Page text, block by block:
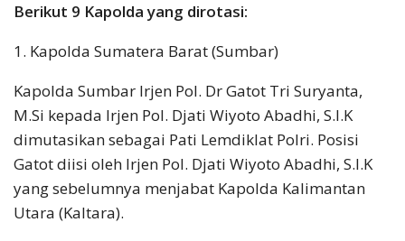
Berikut 9 Kapolda yang dirotasi:
1. Kapolda Sumatera Barat (Sumbar)
Kapolda Sumbar Irjen Pol. Dr Gatot Tri Suryanta,
M.Si kepada Irjen Pol. Djati Wiyoto Abadhi, S.I.K
dimutasikan sebagai Pati Lemdiklat Polri. Posisi
Gatot diisi oleh Irjen Pol. Djati Wiyoto Abadhi, S.I.K
yang sebelumnya menjabat Kapolda Kalimantan
Utara (Kaltara).